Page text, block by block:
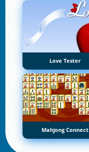
Love Tester
Mahjong Connect